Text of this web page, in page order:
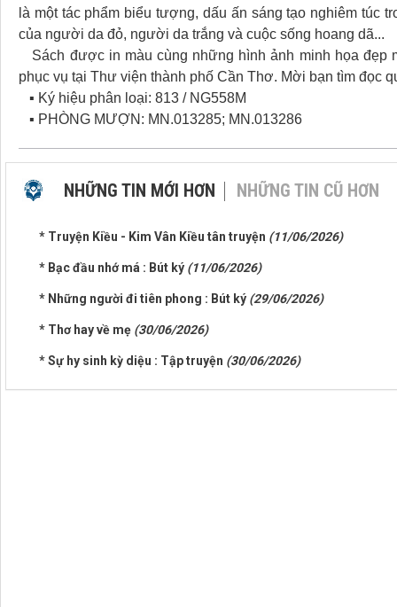
là một tác phẩm biểu tượng, dấu ấn sáng tạo nghiêm túc
của người da đỏ, người da trắng và cuộc sống hoang dã...
Sách được in màu cùng những hình ảnh minh họa đẹp
phục vụ tại Thư viện thành phố Cần Thơ. Mời bạn tìm đọc
▪ Ký hiệu phân loại: 813 / NG558M
▪ PHÒNG MƯỢN: MN.013285; MN.013286
NHỮNG TIN MỚI HƠN NHỮNG TIN CŨ HƠN
* Truyện Kiều - Kim Vân Kiều tân truyện (11/06/2026)
* Bạc đầu nhớ má : Bút ký (11/06/2026)
* Những người đi tiên phong : Bút ký (29/06/2026)
* Thơ hay về mẹ (30/06/2026)
* Sự hy sinh kỳ diệu : Tập truyện (30/06/2026)